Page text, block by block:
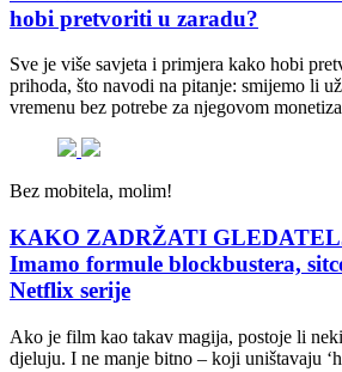
hobi pretvoriti u zaradu?
Sve je više savjeta i primjera kako hobi
prihoda, što navodi na pitanje: smijemo li
vremenu bez potrebe za njegovom
Bez mobitela, molim!
KAKO ZADRŽATI
Imamo formule blockbustera,
Netflix serije
Ako je film kao takav magija, postoje li
djeluju. I ne manje bitno – koji uništavaju